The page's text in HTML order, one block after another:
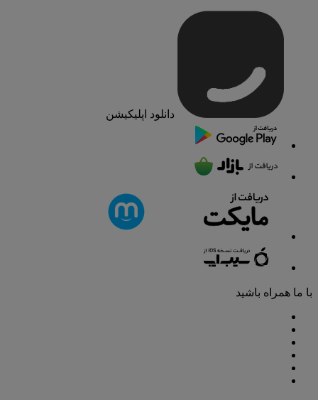
دانلود اپلیکیشن
با ما همراه باشید